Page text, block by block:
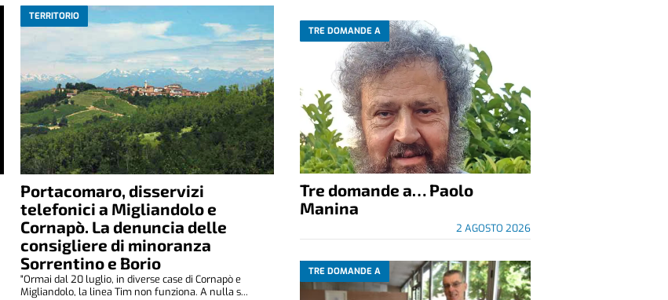
TERRITORIO
Portacomaro, disservizi
telefonici a Migliandolo e
Cornapò. La denuncia delle
consigliere di minoranza
Sorrentino e Borio
"Ormai dal 20 luglio, in diverse case di Cornapò e
Migliandolo, la linea Tim non funziona. A nulla s...
TRE DOMANDE A
Tre domande a… Paolo
Manina
2 AGOSTO 2026
TRE DOMANDE A